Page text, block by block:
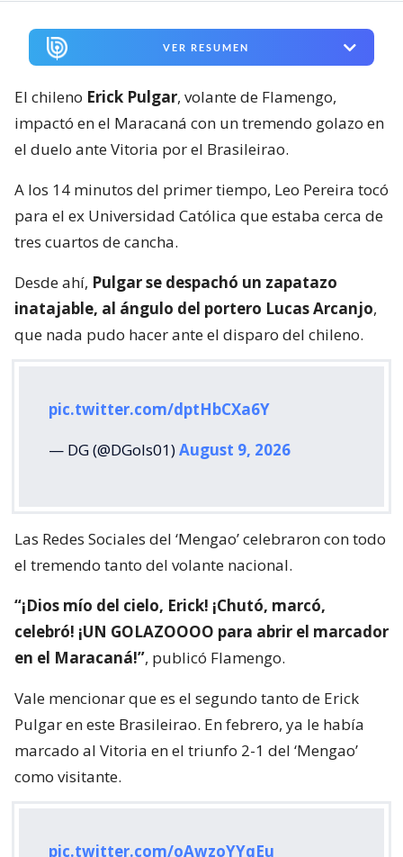
VER RESUMEN
El chileno Erick Pulgar, volante de Flamengo,
impactó en el Maracaná con un tremendo golazo en
el duelo ante Vitoria por el Brasileirao.
A los 14 minutos del primer tiempo, Leo Pereira tocó
para el ex Universidad Católica que estaba cerca de
tres cuartos de cancha.
Desde ahí, Pulgar se despachó un zapatazo
inatajable, al ángulo del portero Lucas Arcanjo,
que nada pudo hacer ante el disparo del chileno.
pic.twitter.com/dptHbCXa6Y
— DG (@DGols01)August 9, 2026
Las Redes Sociales del ‘Mengao’ celebraron con todo
el tremendo tanto del volante nacional.
“¡Dios mío del cielo, Erick! ¡Chutó, marcó,
celebró! ¡UN GOLAZOOOO para abrir el marcador
en el Maracaná!”, publicó Flamengo.
Vale mencionar que es el segundo tanto de Erick
Pulgar en este Brasileirao. En febrero, ya le había
marcado al Vitoria en el triunfo 2-1 del ‘Mengao’
como visitante.
pic.twitter.com/oAwzoYYqEu